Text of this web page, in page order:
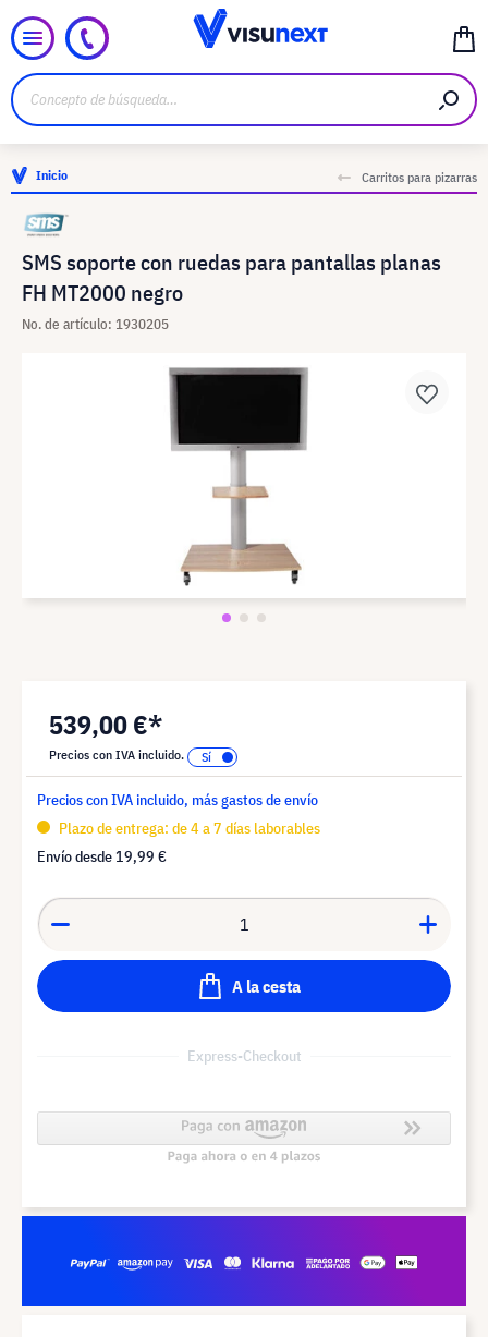
Inicio Carritos para pizarras
SMS soporte con ruedas para pantallas planas
FH MT2000 negro
No. de artículo: 1930205
539,00 €*
Precios con IVA incluido.
Precios con IVA incluido, más gastos de envío
Plazo de entrega: de 4 a 7 días laborables
Envío desde 19,99 €
A la cesta
Express-Checkout